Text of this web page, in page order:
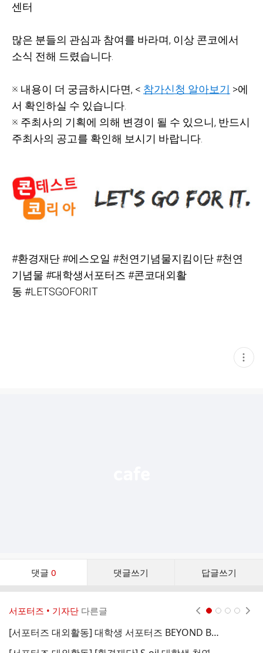
센터
많은 분들의 관심과 참여를 바라며, 이상 콘코에서
소식 전해 드렸습니다.
※ 내용이 더 궁금하시다면, < 참가신청 알아보기 >에
서 확인하실 수 있습니다.
※ 주최사의 기획에 의해 변경이 될 수 있으니, 반드시
주최사의 공고를 확인해 보시기 바랍니다.
#환경재단#에스오일 #천연기념물지킴이단#천연
기념물 #대학생서포터즈 #콘코대외활
동 #LETSGOFORIT
현
재
댓글 0 댓글쓰기 답글쓰기
댓
서포터즈 • 기자단 다른글
[서포터즈 대외활동] 대학생 서포터즈 BEYOND BUSAN 3기 모집